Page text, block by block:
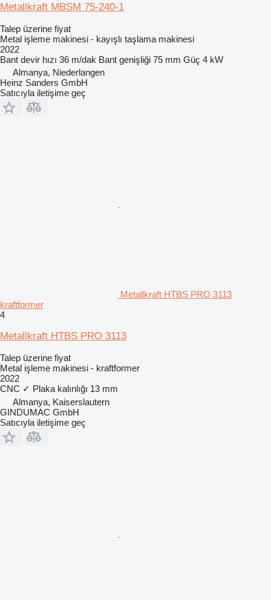
Metallkraft MBSM 75-240-1
Talep üzerine fiyat
Metal işleme makinesi - kayışlı taşlama makinesi
2022
Bant devir hızı 36 m/dak Bant genişliği 75 mm Güç 4 kW
Almanya, Niederlangen
Heinz Sanders GmbH
Satıcıyla iletişime geç
Metallkraft HTBS PRO 3113
kraftformer
4
Metallkraft HTBS PRO 3113
Talep üzerine fiyat
Metal işleme makinesi - kraftformer
2022
CNC ✓ Plaka kalınlığı 13 mm
Almanya, Kaiserslautern
GINDUMAC GmbH
Satıcıyla iletişime geç